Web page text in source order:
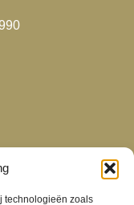
technologieën zoals